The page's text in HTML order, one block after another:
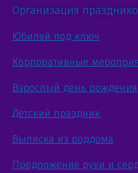
Организация
Юбилей под ключ
Корпоративные
Взрослый день рождения
Детский праздник
Выписка из роддома
Предложение руки и